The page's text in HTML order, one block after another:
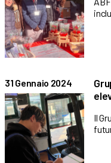
31 Gennaio 2024
Il